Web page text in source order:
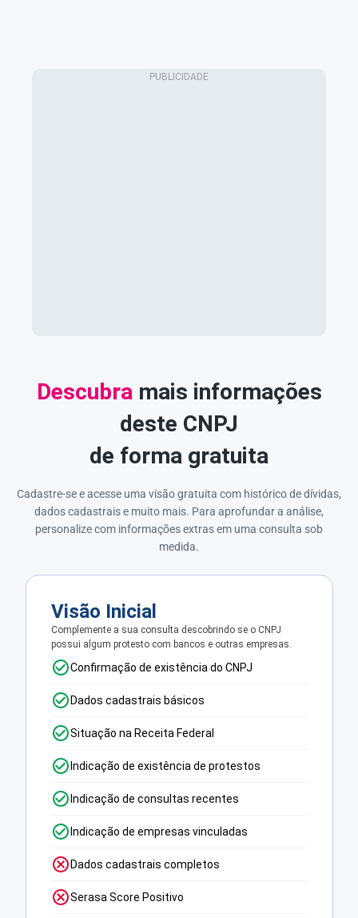
Descubra mais informações
deste CNPJ
de forma gratuita
Cadastre-se e acesse uma visão gratuita com histórico de dívidas,
dados cadastrais e muito mais. Para aprofundar a análise,
personalize com informações extras em uma consulta sob
medida.
Visão Inicial
Complemente a sua consulta descobrindo se o CNPJ
possui algum protesto com bancos e outras empresas.
Confirmação de existência do CNPJ
Dados cadastrais básicos
Situação na Receita Federal
Indicação de existência de protestos
Indicação de consultas recentes
Indicação de empresas vinculadas
Dados cadastrais completos
Serasa Score Positivo